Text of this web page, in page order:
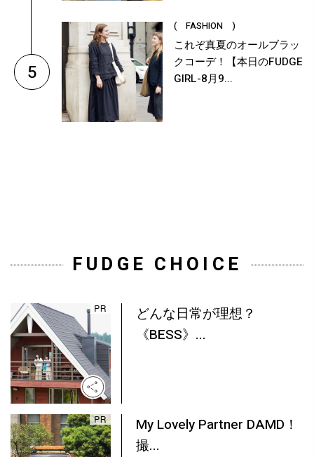
5
( FASHION )
これぞ真夏のオールブラッ
クコーデ！【本日のFUDGE
GIRL-8月9...
FUDGE CHOICE
どんな日常が理想？
《BESS》...
My Lovely Partner DAMD！
撮...